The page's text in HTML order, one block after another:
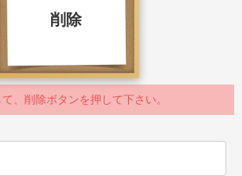
削除
、削除ボタンを押して下さい。